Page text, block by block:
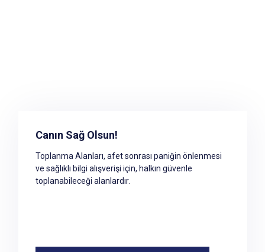
Toplanma Alanına Erişim
Afet ve acil durumlar sonrasında geçici barınma
merkezleri hazır olana kadar geçecek süre
içerisinde yaşanacak paniği önlemek ve sağlıklı bilgi
Canın Sağ Olsun!
Toplanma Alanları, afet sonrası paniğin önlenmesi
ve sağlıklı bilgi alışverişi için, halkın güvenle
toplanabileceği alanlardır.